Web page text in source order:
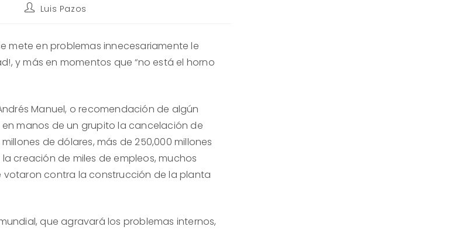
Autor
entrada:
Luis Pazos
mete en problemas innecesariamente le
y más en momentos que “no está el horno
Manuel, o recomendación de algún
en manos de un grupito la cancelación de
de dólares, más de 250,000 millones
creación de miles de empleos, muchos
votaron contra la construcción de la planta
que agravará los problemas internos,